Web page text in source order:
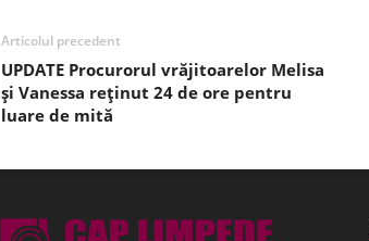
Articolul precedent
UPDATE Procurorul vrăjitoarelor Melisa
şi Vanessa reținut 24 de ore pentru
luare de mită